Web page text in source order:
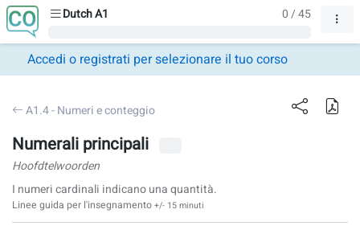
Dutch A1 0 / 45
Accedi o registrati per selezionare il tuo corso
A1.4 - Numeri e conteggio
Numerali principali
Hoofdtelwoorden
I numeri cardinali indicano una quantità.
Linee guida per l'insegnamento+/- 15 minuti